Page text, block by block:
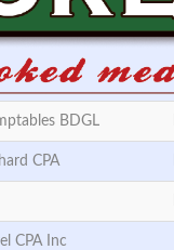
BDGL
CPA
CPA Inc